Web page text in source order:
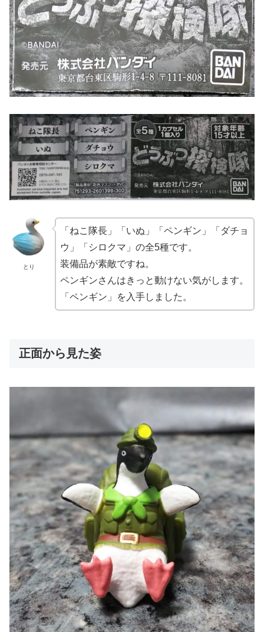
とり
「ねこ隊長」「いぬ」「ペンギン」「ダチョ
ウ」「シロクマ」の全5種です。
装備品が素敵ですね。
ペンギンさんはきっと動けない気がします。
「ペンギン」を入手しました。
正面から見た姿